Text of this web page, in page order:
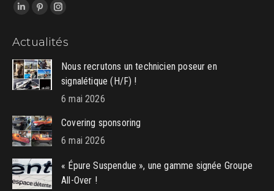
Trouvez nous sur :
LinkedIn
opens
in
new
window
Pinterest
opens
in
new
window
Instagram
opens
in
new
window
Actualités
Nous recrutons un technicien poseur en
signalétique (H/F) !
6 mai 2026
Covering sponsoring
6 mai 2026
« Épure Suspendue », une gamme signée Groupe
All-Over !